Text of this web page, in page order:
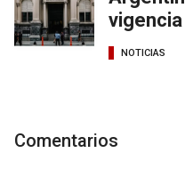
NOTICIAS
Comentarios